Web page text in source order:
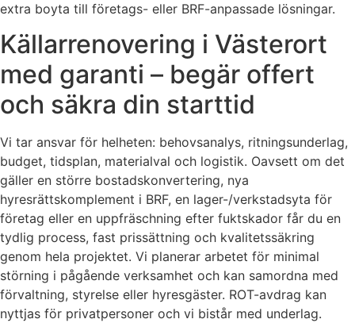
extra boyta till företags- eller BRF-anpassade lösningar.
Källarrenovering i Västerort
med garanti – begär offert
och säkra din starttid
Vi tar ansvar för helheten: behovsanalys, ritningsunderlag,
budget, tidsplan, materialval och logistik. Oavsett om det
gäller en större bostadskonvertering, nya
hyresrättskomplement i BRF, en lager-/verkstadsyta för
företag eller en uppfräschning efter fuktskador får du en
tydlig process, fast prissättning och kvalitetssäkring
genom hela projektet. Vi planerar arbetet för minimal
störning i pågående verksamhet och kan samordna med
förvaltning, styrelse eller hyresgäster. ROT-avdrag kan
nyttjas för privatpersoner och vi bistår med underlag.